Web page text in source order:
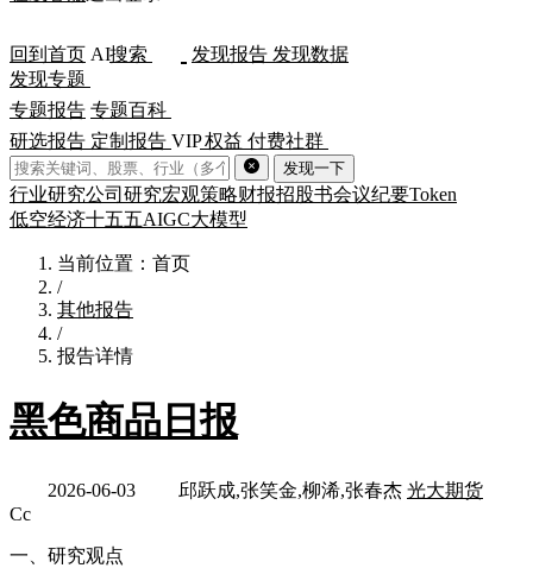
回到首页 AI搜索 发现报告 发现数据
发现专题
专题报告 专题百科
研选报告 定制报告 VIP权益 付费社群
发现一下
行业研究公司研究宏观策略财报招股书会议纪要Token
低空经济十五五AIGC大模型
当前位置：首页
/
其他报告
/
报告详情
黑色商品日报
2026-06-03 邱跃成,张笑金,柳浠,张春杰 光大期货
Cc
一、研究观点